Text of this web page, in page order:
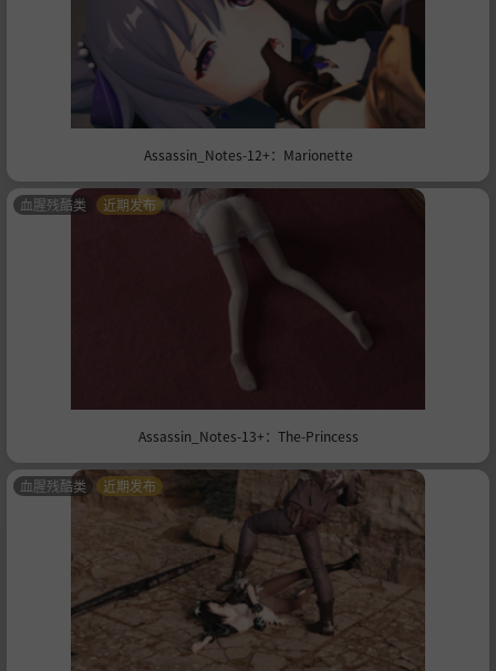
Assassin_Notes-12+：Marionette
Assassin_Notes-13+：The-Princess
血腥残酷类 近期发布
血腥残酷类 近期发布